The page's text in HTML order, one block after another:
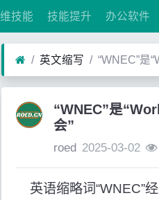
技能 技能提升 办公软件
英文缩写 “WNEC”是
“WNEC”是
会”
roed 2025-03-02
英语缩略词“WNEC”